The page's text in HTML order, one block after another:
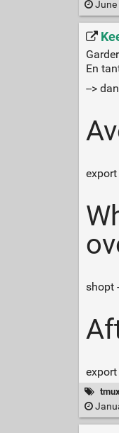
June
En
-->
export
shopt
export